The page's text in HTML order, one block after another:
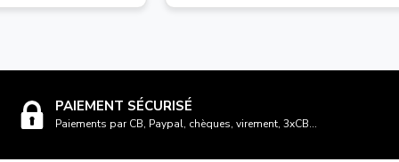
PAIEMENT SÉCURISÉ
Paiements par CB, Paypal, chèques, virement, 3xCB...